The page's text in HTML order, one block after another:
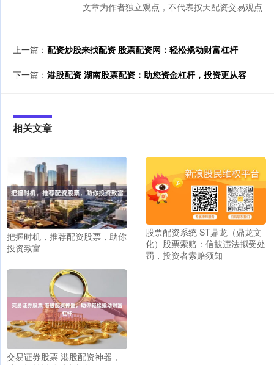
文章为作者独立观点，不代表按天配资交易观点
上一篇： 配资炒股来找配资 股票配资网：轻松撬动财富杠杆
下一篇： 港股配资 湖南股票配资：助您资金杠杆，投资更从容
相关文章
把握时机，推荐配资股票，助你
投资致富
股票配资系统 ST鼎龙（鼎龙文
化）股票索赔：信披违法拟受处
罚，投资者索赔须知
交易证券股票 港股配资神器，